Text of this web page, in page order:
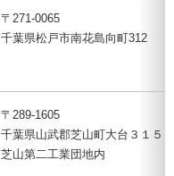
〒271-0065
千葉県松戸市南花島向町312
〒289-1605
千葉県山武郡芝山町大台３１５
芝山第二工業団地内